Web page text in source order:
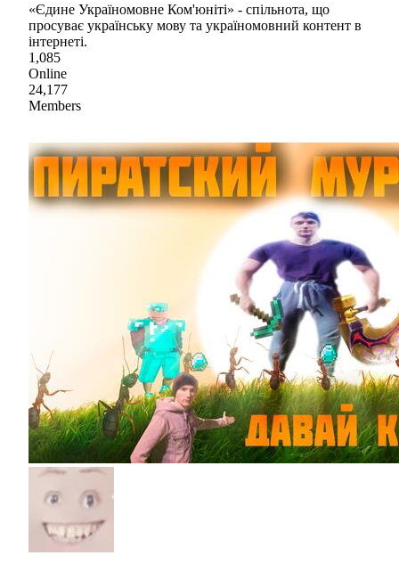
«Єдине Україномовне Ком'юніті» - спільнота, що
просуває українську мову та україномовний контент в
інтернеті.
1,085
Online
24,177
Members